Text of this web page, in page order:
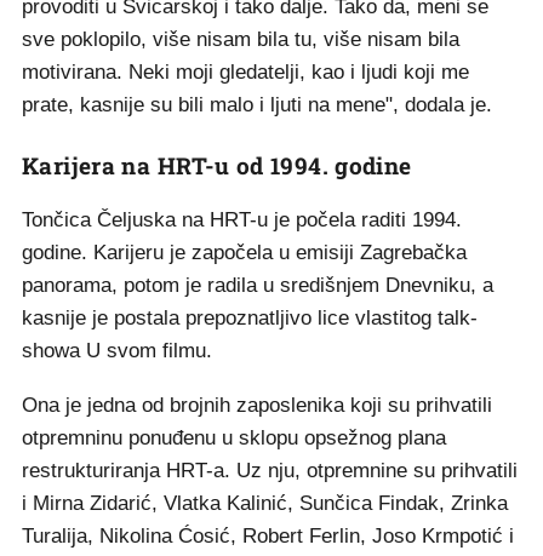
provoditi u Švicarskoj i tako dalje. Tako da, meni se
sve poklopilo, više nisam bila tu, više nisam bila
motivirana. Neki moji gledatelji, kao i ljudi koji me
prate, kasnije su bili malo i ljuti na mene", dodala je.
Karijera na HRT-u od 1994. godine
Tončica Čeljuska na HRT-u je počela raditi 1994.
godine. Karijeru je započela u emisiji Zagrebačka
panorama, potom je radila u središnjem Dnevniku, a
kasnije je postala prepoznatljivo lice vlastitog talk-
showa U svom filmu.
Ona je jedna od brojnih zaposlenika koji su prihvatili
otpremninu ponuđenu u sklopu opsežnog plana
restrukturiranja HRT-a. Uz nju, otpremnine su prihvatili
i Mirna Zidarić, Vlatka Kalinić, Sunčica Findak, Zrinka
Turalija, Nikolina Ćosić, Robert Ferlin, Joso Krmpotić i